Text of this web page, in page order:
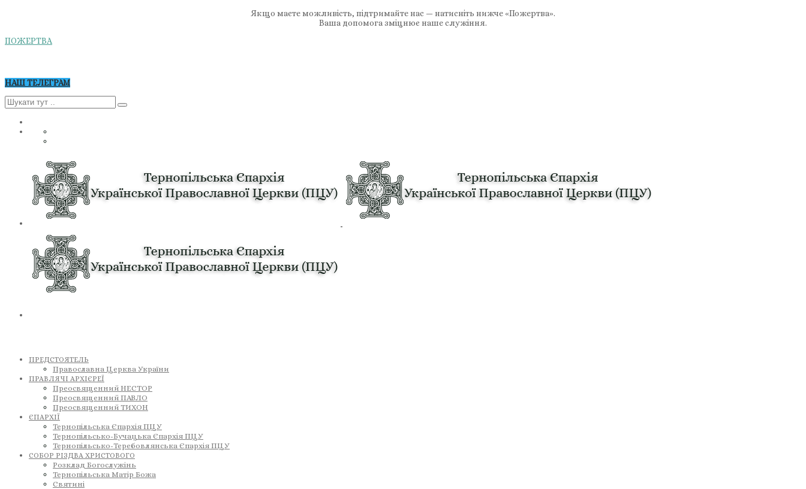
Якщо маєте можливість, підтримайте нас — натисніть нижче «Пожертва».
Ваша допомога зміцнює наше служіння.
ПОЖЕРТВА
НАШ ТЕЛЕГРАМ
ПРЕДСТОЯТЕЛЬ
Православна Церква України
ПРАВЛЯЧІ АРХІЄРЕЇ
Преосвященний НЕСТОР
Преосвященний ПАВЛО
Преосвященний ТИХОН
ЄПАРХІЇ
Тернопільська Єпархія ПЦУ
Тернопільсько-Бучацька Єпархія ПЦУ
Тернопільсько-Теребовлянська Єпархія ПЦУ
СОБОР РІЗДВА ХРИСТОВОГО
Розклад Богослужінь
Тернопільська Матір Божа
Святині